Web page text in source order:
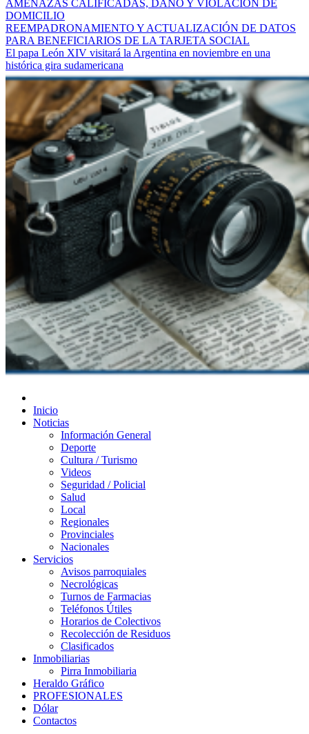
AMENAZAS CALIFICADAS, DAÑO Y VIOLACIÓN DE
DOMICILIO
REEMPADRONAMIENTO Y ACTUALIZACIÓN DE DATOS
PARA BENEFICIARIOS DE LA TARJETA SOCIAL
El papa León XIV visitará la Argentina en noviembre en una
histórica gira sudamericana
Diario de Las Varillas
Inicio
Noticias
Información General
Deporte
Cultura / Turismo
Videos
Seguridad / Policial
Salud
Local
Regionales
Provinciales
Nacionales
Servicios
Avisos parroquiales
Necrológicas
Turnos de Farmacias
Teléfonos Útiles
Horarios de Colectivos
Recolección de Residuos
Clasificados
Inmobiliarias
Pirra Inmobiliaria
Heraldo Gráfico
PROFESIONALES
Dólar
Contactos